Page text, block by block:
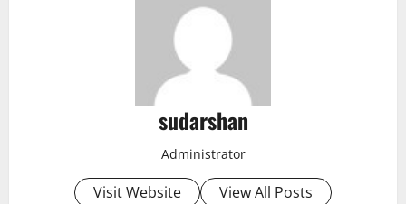
sudarshan
Administrator
Visit Website View All Posts